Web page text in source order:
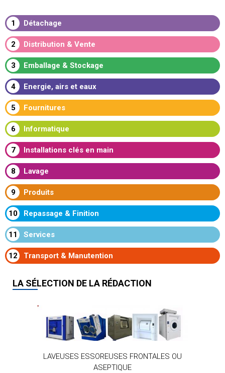
1 Détachage
2 Distribution & Vente
3 Emballage & Stockage
4 Energie, airs et eaux
5 Fournitures
6 Informatique
7 Installations clés en main
8 Lavage
9 Produits
10 Repassage & Finition
11 Services
12 Transport & Manutention
LA SÉLECTION DE LA RÉDACTION
LAVEUSES ESSOREUSES FRONTALES OU
ASEPTIQUE